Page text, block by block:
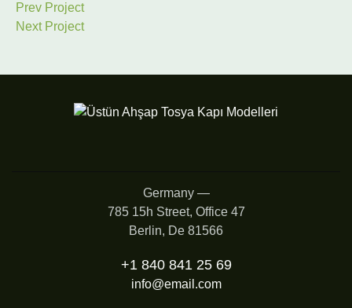
Prev Project
Next Project
Germany —
785 15h Street, Office 47
Berlin, De 81566
+1 840 841 25 69
info@email.com